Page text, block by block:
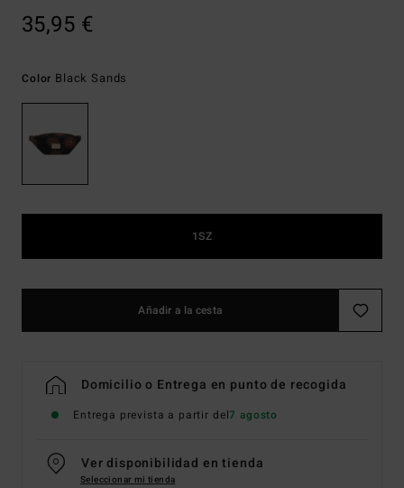
35,95 €
Color Black Sands
1SZ
Añadir a la cesta
Domicilio o Entrega en punto de recogida
Entrega prevista a partir del7 agosto
Ver disponibilidad en tienda
Seleccionar mi tienda